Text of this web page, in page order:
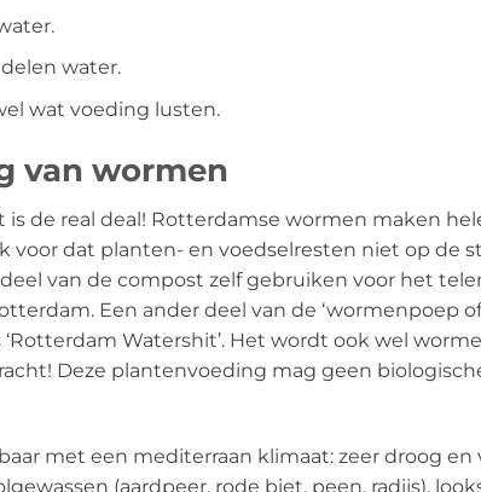
water.
wat voeding lusten.
van wormen
de real deal! Rotterdamse wormen maken
voor dat planten- en voedselresten niet op de
van de compost zelf gebruiken voor het
Een ander deel van de ‘wormenpoep
Watershit’. Het wordt ook wel
Deze plantenvoeding mag geen
met een mediterraan klimaat: zeer droog en
(aardpeer, rode biet, peen, radijs),